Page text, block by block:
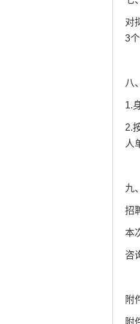
对
3
八
1.
2.
人
九
招
本
咨
附